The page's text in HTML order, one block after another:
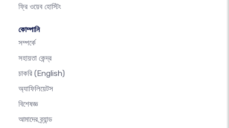
ফ্রি ওয়েব হোস্টিং
কোম্পানি
সম্পর্কে
সহায়তা কেন্দ্র
চাকরি (English)
অ্যাফিলিয়েটস
বিশেষজ্ঞ
আমাদের ব্র্যান্ড